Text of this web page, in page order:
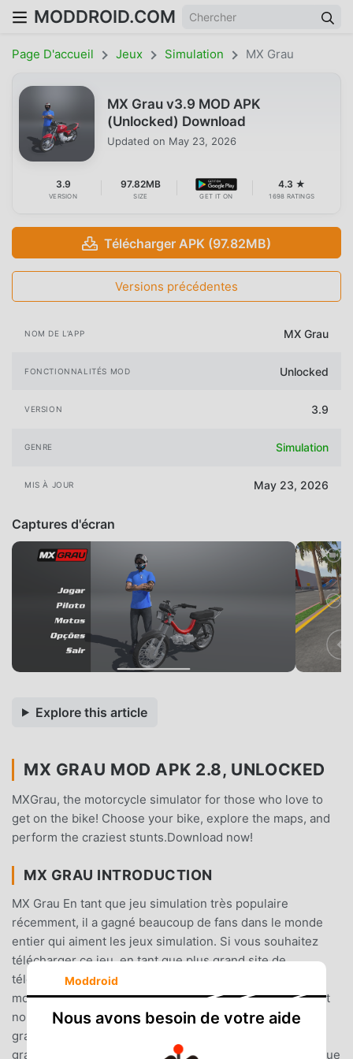
MODDROID.COM
Page D'accueil Jeux Simulation MX Grau
MX Grau v3.9 MOD APK
(Unlocked) Download
Updated on May 23, 2026
3.9
VERSION
97.82MB
SIZE GET IT ON
4.3 ★
1698 RATINGS
Télécharger APK (97.82MB)
Versions précédentes
NOM DE L'APP MX Grau
FONCTIONNALITÉS MOD Unlocked
VERSION 3.9
GENRE Simulation
MIS À JOUR May 23, 2026
Captures d'écran
Explore this article
MX GRAU MOD APK 2.8, UNLOCKED
MXGrau, the motorcycle simulator for those who love to
get on the bike! Choose your bike, explore the maps, and
perform the craziest stunts.Download now!
MX GRAU INTRODUCTION
MX Grau En tant que jeu simulation très populaire
récemment, il a gagné beaucoup de fans dans le monde
entier qui aiment les jeux simulation. Si vous souhaitez
télécharger ce jeu, en tant que plus grand site de
téléchargement de jeux gratuits mod apk au monde -
moddroid est votre meilleur choix. moddroid vous fournit
non seulement la dernière version de MX Grau 2.8
gratuitement, mais fournit également Unlockedmod
gratuitement, vous aidant à enregistrer la tâche mécanique
Moddroid
Nous avons besoin de votre aide